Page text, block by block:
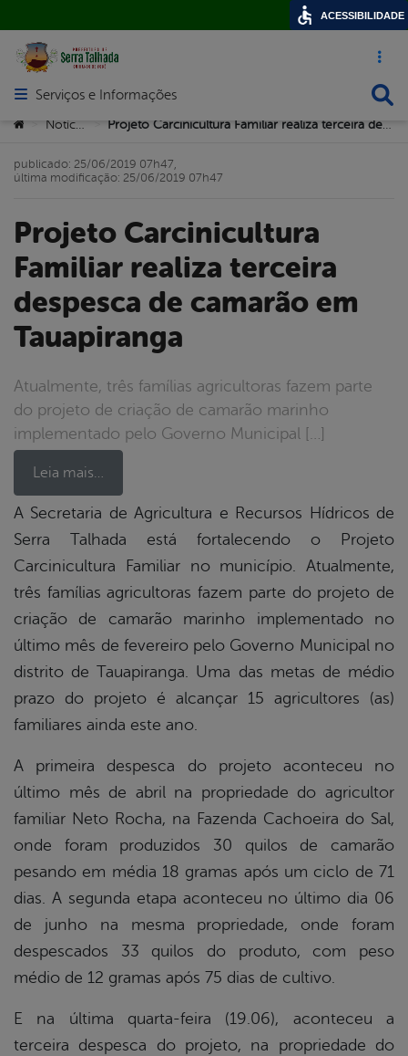
Acesso
Abrir menu principal de navegação
Serviços e Informações
Você está aqui:
> Notícias >
Projeto Carcinicultura
Familiar realiza terceira
despesca de camarão em
Tauapiranga
Atualmente, três famílias agricultoras fazem parte
do projeto de criação de camarão marinho
implementado pelo Governo Municipal […]
Leia mais…
publicado: 25/06/2019 07h47,
última modificação: 25/06/2019 07h47
A Secretaria de Agricultura e Recursos Hídricos de
Serra Talhada está fortalecendo o Projeto
Carcinicultura Familiar no município. Atualmente,
três famílias agricultoras fazem parte do projeto de
criação de camarão marinho implementado no
último mês de fevereiro pelo Governo Municipal no
distrito de Tauapiranga. Uma das metas de médio
prazo do projeto é alcançar 15 agricultores (as)
familiares ainda este ano.
A primeira despesca do projeto aconteceu no
último mês de abril na propriedade do agricultor
familiar Neto Rocha, na Fazenda Cachoeira do Sal,
onde foram produzidos 30 quilos de camarão
pesando em média 18 gramas após um ciclo de 71
dias. A segunda etapa aconteceu no último dia 06
de junho na mesma propriedade, onde foram
despescados 33 quilos do produto, com peso
médio de 12 gramas após 75 dias de cultivo.
E na última quarta-feira (19.06), aconteceu a
terceira despesca do projeto, na propriedade do
ACESSIBILIDADE